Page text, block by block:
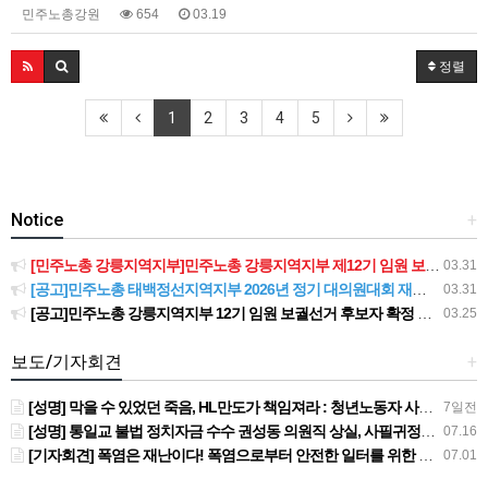
민주노총강원 654 03.19
정렬
1 2 3 4 5
+
Notice
03.31
[민주노총 강릉지역지부]민주노총 강릉지역지부 제12기 임원 보궐선거결과 공고
03.31
[공고]민주노총 태백정선지역지부 2026년 정기 대의원대회 재소집 건
03.25
[공고]민주노총 강릉지역지부 12기 임원 보궐선거 후보자 확정 공고
+
보도/기자회견
7일전
[성명] 막을 수 있었던 죽음, HL만도가 책임져라 : 청년노동자 사망사고의 철저한 진상규명과 재발방지 대책 마련하라
07.16
[성명] 통일교 불법 정치자금 수수 권성동 의원직 상실, 사필귀정이다
07.01
[기자회견] 폭염은 재난이다! 폭염으로부터 안전한 일터를 위한 민주노총 강원지역본부 폭염감시단 선포 기자회견